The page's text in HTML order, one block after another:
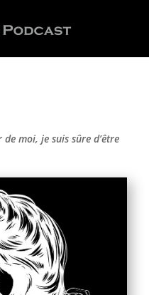
moi, je suis sûre d’être